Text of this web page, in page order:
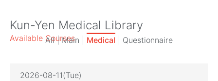
Kun-Yen Medical Library
All | Main Medical Questionnaire
Available Courses
2026-08-11(Tue)